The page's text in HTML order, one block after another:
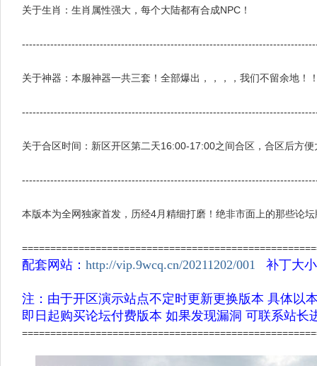
关于生肖：生肖属性强大，每个大陆都有合成NPC！
关于神器：本服神器一共三套！全部爆出，，，，我们不留余地！
关于合区时间：新区开区第二天16:00-17:00之间合区，合区后方
本版本为全网独家首发，历经4月精细打磨！绝非市面上的那些论
配套网站： http://vip.9wcq.cn/20211202/001 补丁大
注：由于开区演示站点不定时更新更换版本 具体以
即日起购买论坛付费版本 如果发现漏洞 可联系站长